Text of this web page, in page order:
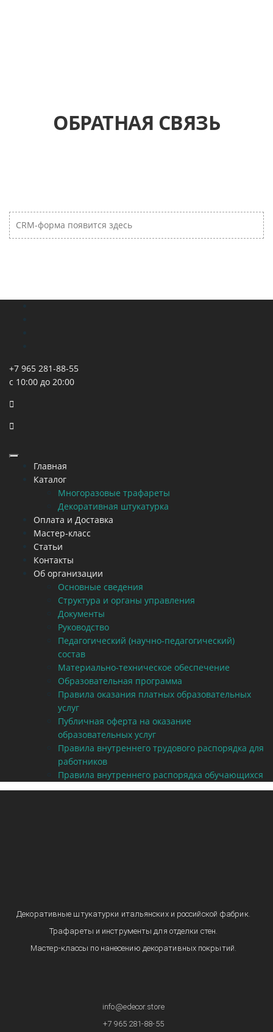
ОБРАТНАЯ СВЯЗЬ
CRM-форма появится здесь
+7 965 281-88-55
с 10:00 до 20:00
Главная
Каталог
Многоразовые трафареты
Декоративная штукатурка
Оплата и Доставка
Мастер-класс
Статьи
Контакты
Об организации
Основные сведения
Структура и органы управления
Документы
Руководство
Педагогический (научно-педагогический)
состав
Материально-техническое обеспечение
Образовательная программа
Правила оказания платных образовательных
услуг
Публичная оферта на оказание
образовательных услуг
Правила внутреннего трудового распорядка для
работников
Правила внутреннего распорядка обучающихся
Декоративные штукатурки итальянских и российской фабрик.
Трафареты и инструменты для отделки стен.
Мастер-классы по нанесению декоративных покрытий.
info@edecor.store
+7 965 281-88-55